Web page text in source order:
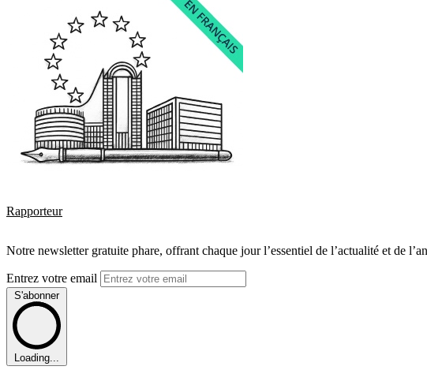
Rapporteur
Notre newsletter gratuite phare, offrant chaque jour l’essentiel de l’actualité et de
Entrez votre email
S'abonner
Loading...